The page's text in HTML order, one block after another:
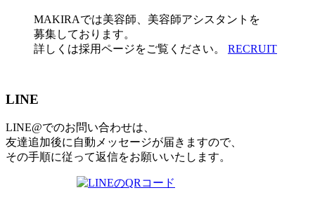
MAKIRAでは美容師、美容師アシスタントを
募集しております。
詳しくは採用ページをご覧ください。 RECRUIT
LINE
LINE@でのお問い合わせは、
友達追加後に自動メッセージが届きますので、
その手順に従って返信をお願いいたします。